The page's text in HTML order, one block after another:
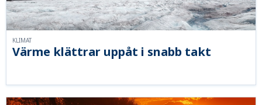
Värme klättrar uppåt i snabb takt
KLIMAT